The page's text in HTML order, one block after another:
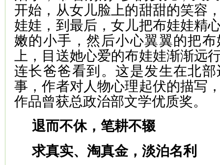
开始，从女儿脸上的甜甜的笑容
娃娃，到最后，女儿把布娃娃精
嫩的小手，然后小心翼翼的把
上，目送她心爱的布娃娃渐渐远
连长爸爸看到。这是发生在北
事，作者对人物心理起伏的描写
作品曾获总政治部文学优质奖。
退而不休，笔耕不辍
求真实、淘真金，淡泊名利